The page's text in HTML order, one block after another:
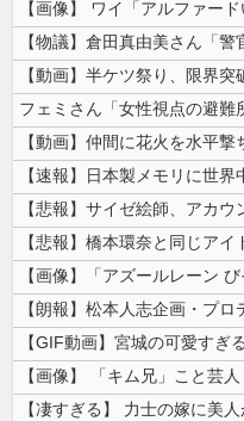
【動画】半ケツ祭り、限界
フェミさん「女性視点の避難
【悲報】サイゼ絵師、アカ
【GIF動画】宮城の可愛すぎ